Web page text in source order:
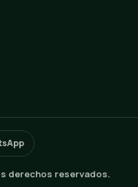
derechos reservados.